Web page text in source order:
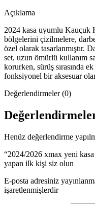
Açıklama
2024 kasa uyumlu Kauçuk
bölgelerini çizilmelere,
özel olarak tasarlanmıştır.
set, uzun ömürlü kullanım
korurken, sürüş sırasında
fonksiyonel bir aksesuar
Değerlendirmeler (0)
Henüz değerlendirme
“2024/2026 xmax yeni
yapan ilk kişi siz olun
E-posta adresiniz
işaretlenmişlerdir